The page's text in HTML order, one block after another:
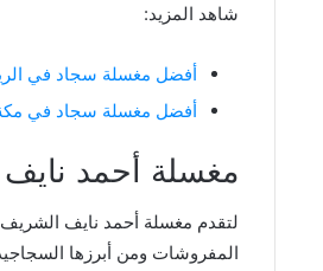
شاهد المزيد:
أفضل مغسلة سجاد في
أفضل مغسلة سجاد في
مغسلة أحمد
لتقدم مغسلة أحمد نايف
المفروشات ومن أبرزها